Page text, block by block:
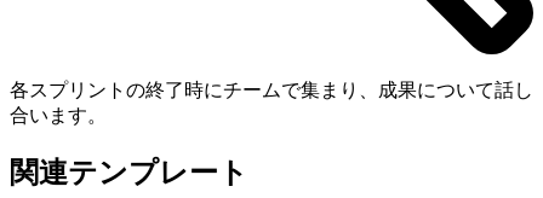
各スプリントの終了時にチームで集まり、成果について話し
合います。
関連テンプレート